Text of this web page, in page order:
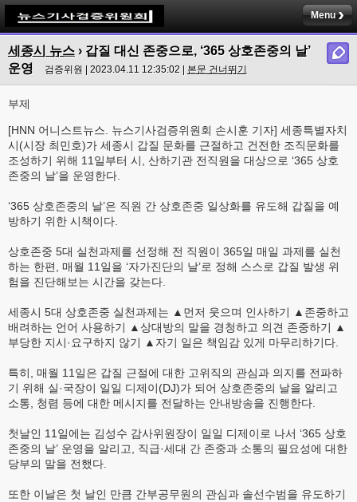
Menu
세종시 뉴스 › 갑질 대신 존중으로, ‘365 상호존중의 날’
운영
검증위원 | 2023.04.11 12:35:02 | 본문 건너뛰기
부제
[HNN 어니스트뉴스. 뉴스기사검증위원회 손시훈 기자] 세종특별자치
시(시장 최민호)가 세종시 갑질 문화를 근절하고 건전한 조직문화를
조성하기 위해 11일부터 시, 산하기관 전직원을 대상으로 ‘365 상호
존중의 날’을 운영한다.
‘365 상호존중의 날’은 직원 간 상호존중 일상화를 유도해 갑질을 예
방하기 위한 시책이다.
상호존중 5대 실천과제를 선정해 전 직원이 365일 매일 과제를 실천
하는 한편, 매월 11일을 ‘자가진단의 날’로 정해 스스로 갑질 발생 위
험을 진단해보는 시간을 갖는다.
세종시 5대 상호존중 실천과제는 ▲먼저 웃으며 인사하기 ▲존중하고
배려하는 언어 사용하기 ▲상대방의 말을 경청하고 의견 존중하기 ▲
부당한 지시·요구하지 않기 ▲자기 일은 책임감 있게 마무리하기다.
특히, 매월 11일은 갑질 근절에 대한 고위직의 관심과 의지를 전파하
기 위해 실·국장이 일일 디제이(DJ)가 되어 상호존중의 날을 알리고
소통, 청렴 등에 대한 메시지를 전달하는 안내방송을 진행한다.
첫날인 11일에는 김성수 감사위원장이 일일 디제이로 나서 ‘365 상호
존중의 날’ 운영을 알리고, 직급·세대 간 존중과 소통의 필요성에 대한
당부의 말을 전했다.
또한 이날은 첫 날인 만큼 간부공무원의 관심과 솔선수범을 유도하기